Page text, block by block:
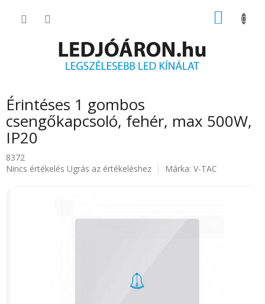
KOSÁR
Érintéses 1 gombos
csengőkapcsoló, fehér, max 500W,
IP20
8372
A
Nincs értékelés Ugrás az értékeléshez Márka: V-TAC